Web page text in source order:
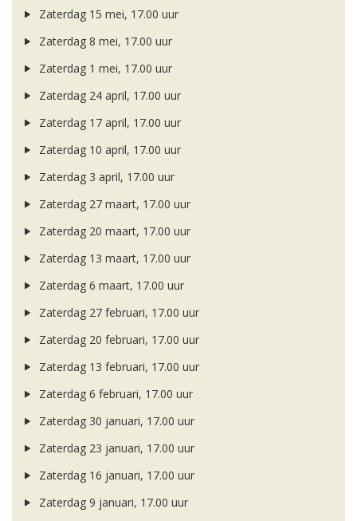
Zaterdag 15 mei, 17.00 uur
Zaterdag 8 mei, 17.00 uur
Zaterdag 1 mei, 17.00 uur
Zaterdag 24 april, 17.00 uur
Zaterdag 17 april, 17.00 uur
Zaterdag 10 april, 17.00 uur
Zaterdag 3 april, 17.00 uur
Zaterdag 27 maart, 17.00 uur
Zaterdag 20 maart, 17.00 uur
Zaterdag 13 maart, 17.00 uur
Zaterdag 6 maart, 17.00 uur
Zaterdag 27 februari, 17.00 uur
Zaterdag 20 februari, 17.00 uur
Zaterdag 13 februari, 17.00 uur
Zaterdag 6 februari, 17.00 uur
Zaterdag 30 januari, 17.00 uur
Zaterdag 23 januari, 17.00 uur
Zaterdag 16 januari, 17.00 uur
Zaterdag 9 januari, 17.00 uur